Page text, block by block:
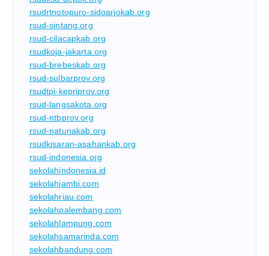
rsudrtnotopuro-sidoarjokab.org
rsud-sintang.org
rsud-cilacapkab.org
rsudkoja-jakarta.org
rsud-brebeskab.org
rsud-sulbarprov.org
rsudtpi-kepriprov.org
rsud-langsakota.org
rsud-ntbprov.org
rsud-natunakab.org
rsudkisaran-asahankab.org
rsud-indonesia.org
sekolahindonesia.id
sekolahjambi.com
sekolahriau.com
sekolahpalembang.com
sekolahlampung.com
sekolahsamarinda.com
sekolahbandung.com